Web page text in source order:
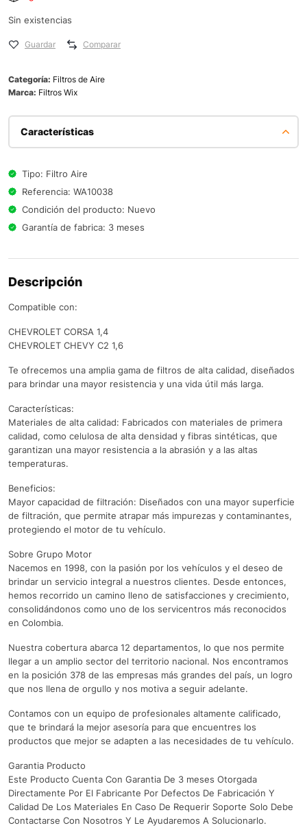
Sin existencias
Guardar Comparar
Categoría: Filtros de Aire
Marca: Filtros Wix
Características
Tipo: Filtro Aire
Referencia: WA10038
Condición del producto: Nuevo
Garantía de fabrica: 3 meses
Descripción
Compatible con:
CHEVROLET CORSA 1,4
CHEVROLET CHEVY C2 1,6
Te ofrecemos una amplia gama de filtros de alta calidad, diseñados
para brindar una mayor resistencia y una vida útil más larga.
Características:
Materiales de alta calidad: Fabricados con materiales de primera
calidad, como celulosa de alta densidad y fibras sintéticas, que
garantizan una mayor resistencia a la abrasión y a las altas
temperaturas.
Beneficios:
Mayor capacidad de filtración: Diseñados con una mayor superficie
de filtración, que permite atrapar más impurezas y contaminantes,
protegiendo el motor de tu vehículo.
Sobre Grupo Motor
Nacemos en 1998, con la pasión por los vehículos y el deseo de
brindar un servicio integral a nuestros clientes. Desde entonces,
hemos recorrido un camino lleno de satisfacciones y crecimiento,
consolidándonos como uno de los servicentros más reconocidos
en Colombia.
Nuestra cobertura abarca 12 departamentos, lo que nos permite
llegar a un amplio sector del territorio nacional. Nos encontramos
en la posición 378 de las empresas más grandes del país, un logro
que nos llena de orgullo y nos motiva a seguir adelante.
Contamos con un equipo de profesionales altamente calificado,
que te brindará la mejor asesoría para que encuentres los
productos que mejor se adapten a las necesidades de tu vehículo.
Garantia Producto
Este Producto Cuenta Con Garantia De 3 meses Otorgada
Directamente Por El Fabricante Por Defectos De Fabricación Y
Calidad De Los Materiales En Caso De Requerir Soporte Solo Debe
Contactarse Con Nosotros Y Le Ayudaremos A Solucionarlo.